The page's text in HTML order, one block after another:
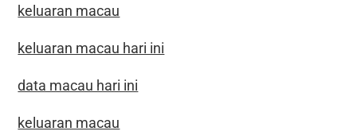
keluaran macau
keluaran macau hari ini
data macau hari ini
keluaran macau